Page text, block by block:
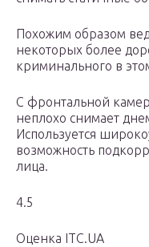
Похожим образом
некоторых более
криминального в
С фронтальной
неплохо снимает
Используется
возможность
лица.
4.5
Оценка ITC.UA